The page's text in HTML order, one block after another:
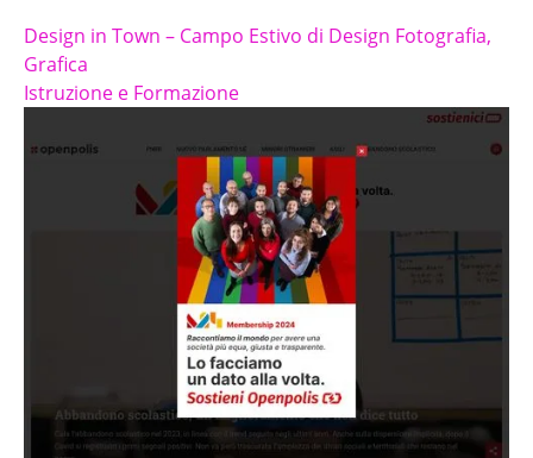
Design in Town – Campo Estivo di Design Fotografia,
Grafica
Istruzione e Formazione